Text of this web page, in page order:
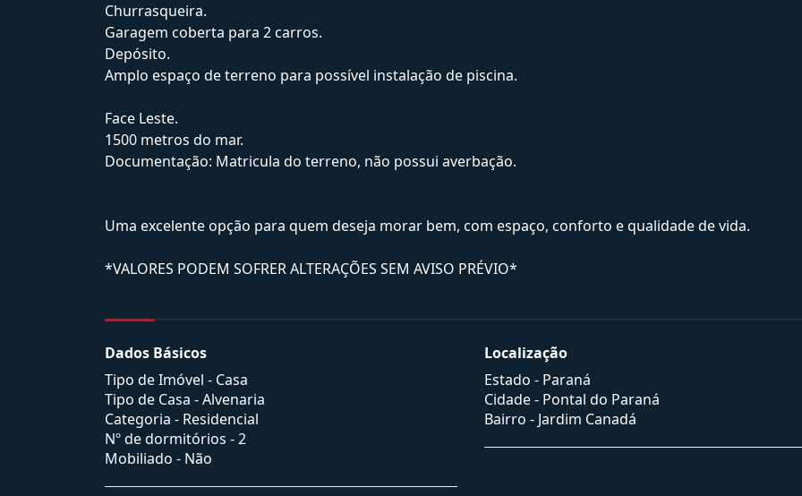
Churrasqueira.
Garagem coberta para 2 carros.
Depósito.
Amplo espaço de terreno para possível instalação de piscina.
Face Leste.
1500 metros do mar.
Documentação: Matricula do terreno, não possui averbação.
Uma excelente opção para quem deseja morar bem, com espaço, conforto e qualidade de vida.
*VALORES PODEM SOFRER ALTERAÇÕES SEM AVISO PRÉVIO*
Dados Básicos
Tipo de Imóvel - Casa
Tipo de Casa - Alvenaria
Categoria - Residencial
Nº de dormitórios - 2
Mobiliado - Não
Localização
Estado - Paraná
Cidade - Pontal do Paraná
Bairro - Jardim Canadá